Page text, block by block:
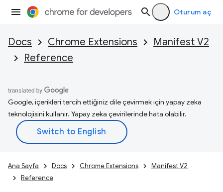
Oturum aç
Docs Chrome Extensions
Manifest V2
Reference
Google, içerikleri tercih ettiğiniz dile çevirmek için yapay zeka
teknolojisini kullanır. Yapay zeka çevirilerinde hata olabilir.
Ana Sayfa Docs Chrome Extensions
Manifest V2
Reference